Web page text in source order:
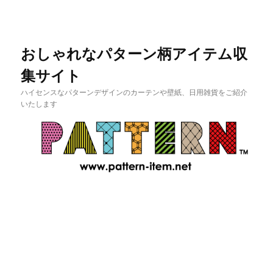
おしゃれなパターン柄アイテム収
集サイト
ハイセンスなパターンデザインのカーテンや壁紙、日用雑貨をご紹介
いたします